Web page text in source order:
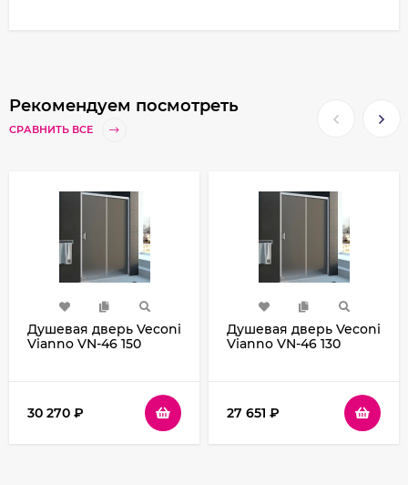
Рекомендуем посмотреть
СРАВНИТЬ ВСЕ
Душевая дверь Veconi
Vianno VN-46 150
30 270 ₽
Душевая дверь Veconi
Vianno VN-46 130
27 651 ₽